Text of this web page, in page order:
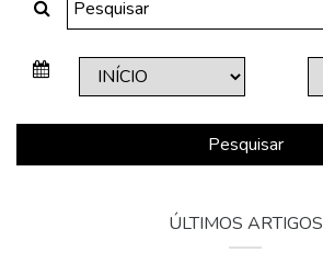
Pesquisar
ÚLTIMOS ARTIGOS